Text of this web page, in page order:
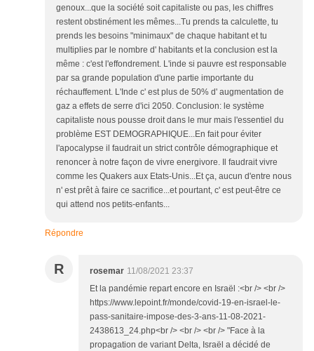
genoux...que la société soit capitaliste ou pas, les chiffres
restent obstinément les mêmes...Tu prends ta calculette, tu
prends les besoins "minimaux" de chaque habitant et tu
multiplies par le nombre d' habitants et la conclusion est la
même : c'est l'effondrement. L'inde si pauvre est responsable
par sa grande population d'une partie importante du
réchauffement. L'Inde c' est plus de 50% d' augmentation de
gaz a effets de serre d'ici 2050. Conclusion: le système
capitaliste nous pousse droit dans le mur mais l'essentiel du
problème EST DEMOGRAPHIQUE...En fait pour éviter
l'apocalypse il faudrait un strict contrôle démographique et
renoncer à notre façon de vivre energivore. Il faudrait vivre
comme les Quakers aux Etats-Unis...Et ça, aucun d'entre nous
n' est prêt à faire ce sacrifice...et pourtant, c' est peut-être ce
qui attend nos petits-enfants...
Répondre
R rosemar 11/08/2021 23:37
Et la pandémie repart encore en Israël :<br /> <br />
https://www.lepoint.fr/monde/covid-19-en-israel-le-
pass-sanitaire-impose-des-3-ans-11-08-2021-
2438613_24.php<br /> <br /> <br /> "Face à la
propagation de variant Delta, Israël a décidé de